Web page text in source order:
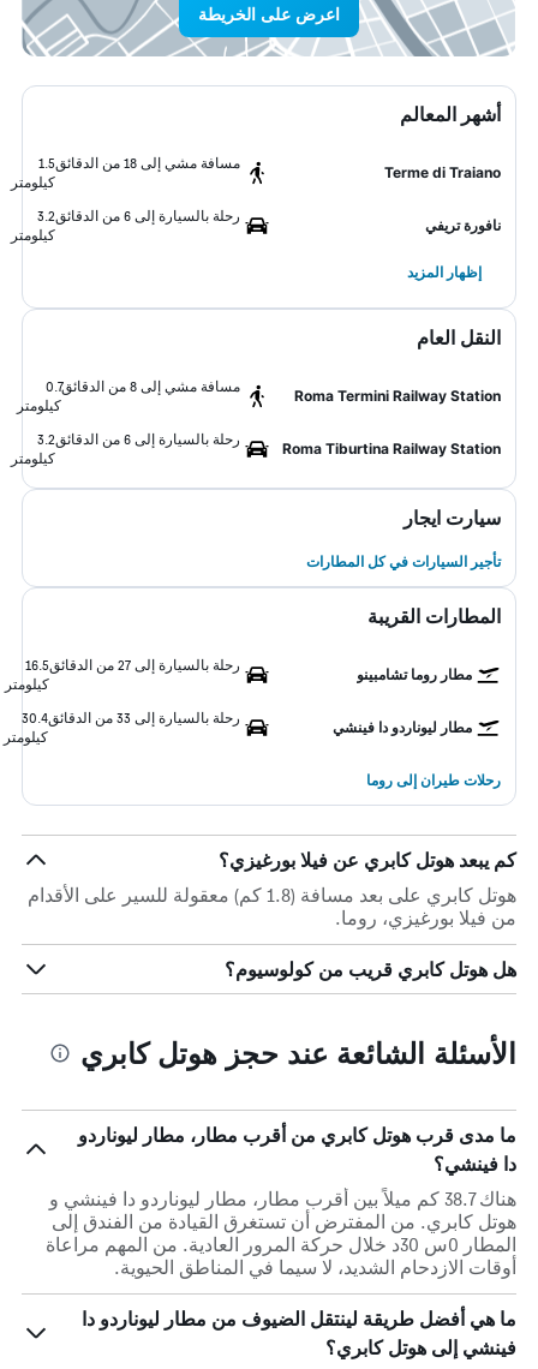
اعرض على الخريطة
أشهر المعالم
Terme di Traiano
مسافة مشي إلى 18 من الدقائق
1.5
كيلومتر
نافورة تريفي
رحلة بالسيارة إلى 6 من الدقائق
3.2
كيلومتر
إظهار المزيد
النقل العام
Roma Termini Railway Station
مسافة مشي إلى 8 من الدقائق
0.7
كيلومتر
Roma Tiburtina Railway Station
رحلة بالسيارة إلى 6 من الدقائق
3.2
كيلومتر
سيارت ايجار
تأجير السيارات في كل المطارات
المطارات القريبة
مطار روما تشامبينو
رحلة بالسيارة إلى 27 من الدقائق
16.5
كيلومتر
مطار ليوناردو دا فينشي
رحلة بالسيارة إلى 33 من الدقائق
30.4
كيلومتر
رحلات طيران إلى روما
كم يبعد هوتل كابري عن فيلا بورغيزي؟
هوتل كابري على بعد مسافة (1.8 كم) معقولة للسير على الأقدام
من فيلا بورغيزي، روما.
هل هوتل كابري قريب من كولوسيوم؟
الأسئلة الشائعة عند حجز هوتل كابري
ما مدى قرب هوتل كابري من أقرب مطار، مطار ليوناردو
دا فينشي؟
هناك 38.7 كم ميلاً بين أقرب مطار، مطار ليوناردو دا فينشي و
هوتل كابري. من المفترض أن تستغرق القيادة من الفندق إلى
المطار 0س 30د خلال حركة المرور العادية. من المهم مراعاة
أوقات الازدحام الشديد، لا سيما في المناطق الحيوية.
ما هي أفضل طريقة لينتقل الضيوف من مطار ليوناردو دا
فينشي إلى هوتل كابري؟